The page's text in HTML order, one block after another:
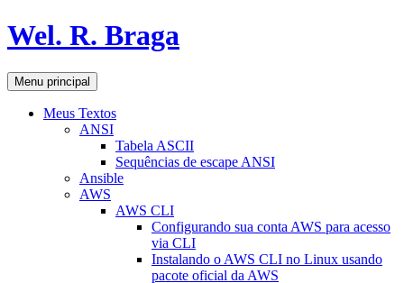
Pular
para
conteúdo
Wel. R. Braga
Pesquisar
Menu principal
Meus Textos
ANSI
Tabela ASCII
Sequências de escape ANSI
Ansible
AWS
AWS CLI
Configurando sua conta AWS para acesso
via CLI
Instalando o AWS CLI no Linux usando
pacote oficial da AWS